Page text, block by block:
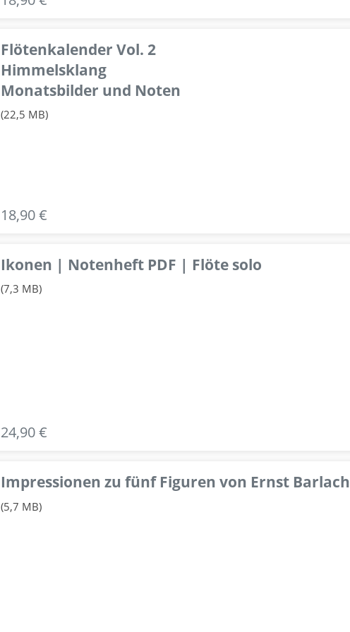
Flötenkalender Vol. 2
Himmelsklang
Monatsbilder und Noten
(22,5 MB)
18,90 €
Ikonen | Notenheft PDF | Flöte solo
(7,3 MB)
24,90 €
Impressionen zu fünf Figuren von Ernst Barlach
(5,7 MB)